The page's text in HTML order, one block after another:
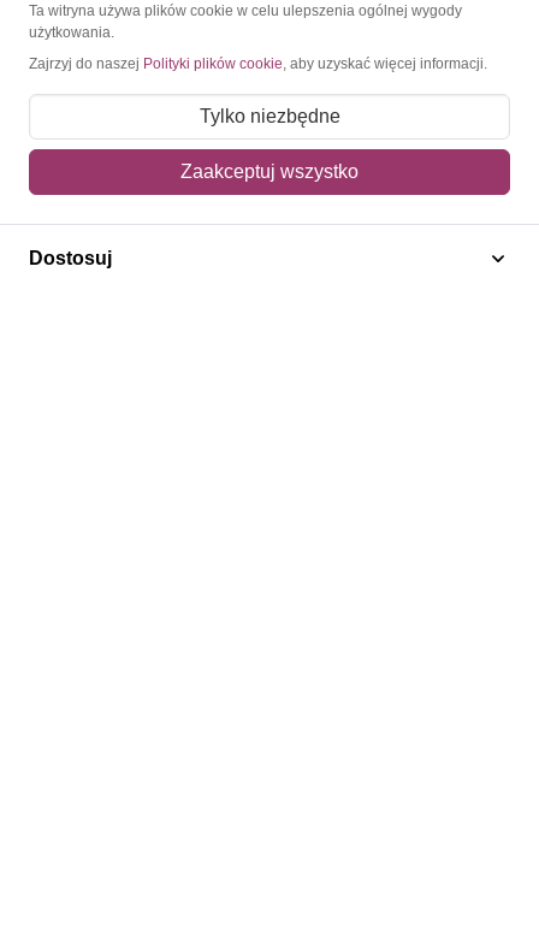
Straż Pożarna
Luksemburg 2009 Mi 1818-1820 Czyste **
Ta witryna używa plików cookie w celu ulepszenia ogólnej wygody
użytkowania.
Zajrzyj do naszej Polityki plików cookie, aby uzyskać więcej informacji.
Tylko niezbędne
Zaakceptuj wszystko
Dostosuj